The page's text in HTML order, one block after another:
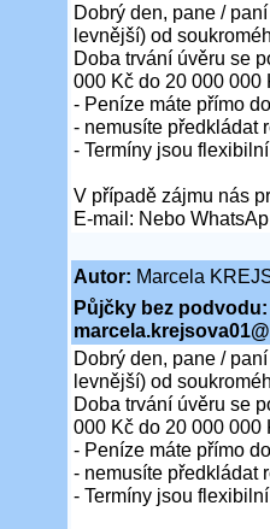
Dobrý den, pane /
levnější) od
Doba trvání úvěru se
000 Kč do 20 000 000
- Peníze máte přímo
- nemusíte předkládat
- Termíny jsou
V případě zájmu nás
E-mail: Nebo
Autor: Marcela
Půjčky bez podvodu:
Dobrý den, pane /
levnější) od
Doba trvání úvěru se
000 Kč do 20 000 000
- Peníze máte přímo
- nemusíte předkládat
- Termíny jsou